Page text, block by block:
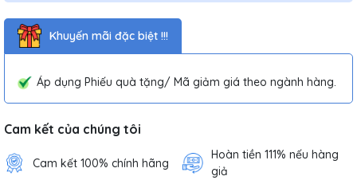
Khuyến mãi đặc biệt !!!
Áp dụng Phiếu quà tặng/ Mã giảm giá theo ngành hàng.
Cam kết của chúng tôi
Cam kết 100% chính hãng
Hoàn tiền 111% nếu hàng
giả